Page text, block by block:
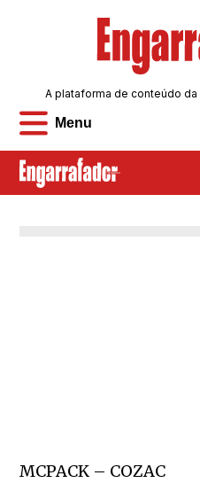
Menu
A plataforma de conteúdo da
MCPACK – COZAC